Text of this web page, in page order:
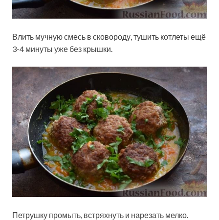
Влить мучную смесь в сковороду, тушить котлеты ещё
3-4 минуты уже без крышки.
Петрушку промыть, встряхнуть и нарезать мелко.